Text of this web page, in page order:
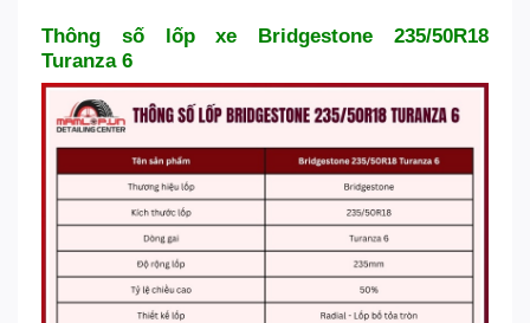
Thông số lốp xe Bridgestone 235/50R18
Turanza 6